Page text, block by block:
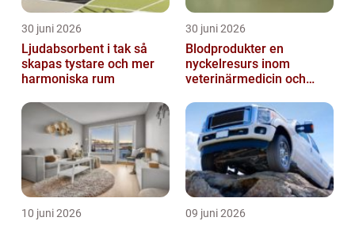
30 juni 2026
Ljudabsorbent i tak så
skapas tystare och mer
harmoniska rum
30 juni 2026
Blodprodukter en
nyckelresurs inom
veterinärmedicin och
10 juni 2026 09 juni 2026